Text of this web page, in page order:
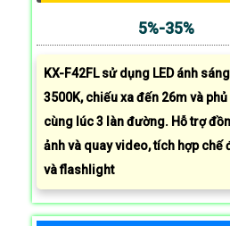
5%-35%
KX-F42FL sử dụng LED ánh
3500K, chiếu xa đến 26m và
cùng lúc 3 làn đường. Hỗ trợ
ảnh và quay video, tích hợp chế
và flashlight